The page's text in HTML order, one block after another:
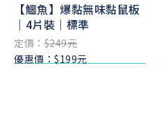
【鱷魚】爆黏無味黏鼠板
｜4片裝｜標準
定價：$249元
優惠價：$199元